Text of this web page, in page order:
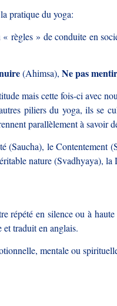
pratique du yoga:
règles » de conduite en
(Ahimsa),Ne pas mentir
mais cette fois-ci avec
piliers du yoga, ils se
parallèlement à savoir
le Contentement
nature (Svadhyaya),
répété en silence ou à
et traduit en anglais.
mentale ou